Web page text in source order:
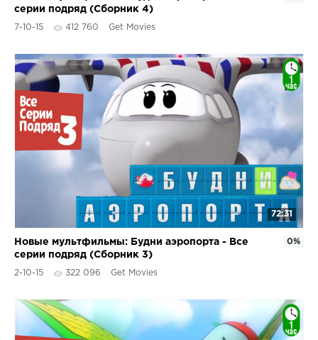
серии подряд (Сборник 4)
7-10-15 412 760 Get Movies
72:31
Новые мультфильмы: Будни аэропорта - Все
серии подряд (Сборник 3)
2-10-15 322 096 Get Movies
0%